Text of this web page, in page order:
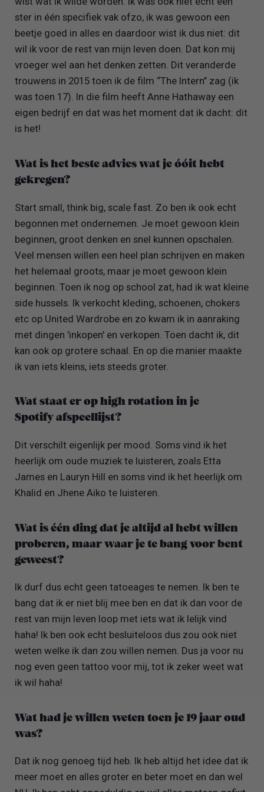
ster in één specifiek vak ofzo, ik was gewoon een
beetje goed in alles en daardoor wist ik dus niet: dit
wil ik voor de rest van mijn leven doen. Dat kon mij
vroeger wel aan het denken zetten. Dit veranderde
trouwens in 2015 toen ik de film “The Intern’’ zag (ik
was toen 17). In die film heeft Anne Hathaway een
eigen bedrijf en dat was het moment dat ik dacht: dit
is het!
Wat is het beste advies wat je óóit hebt
gekregen?
Start small, think big, scale fast. Zo ben ik ook echt
begonnen met ondernemen. Je moet gewoon klein
beginnen, groot denken en snel kunnen opschalen.
Veel mensen willen een heel plan schrijven en maken
het helemaal groots, maar je moet gewoon klein
beginnen. Toen ik nog op school zat, had ik wat kleine
side hussels. Ik verkocht kleding, schoenen, chokers
etc op United Wardrobe en zo kwam ik in aanraking
met dingen 'inkopen' en verkopen. Toen dacht ik, dit
kan ook op grotere schaal. En op die manier maakte
ik van iets kleins, iets steeds groter.
Wat staat er op high rotation in je
Spotify afspeellijst?
Dit verschilt eigenlijk per mood. Soms vind ik het
heerlijk om oude muziek te luisteren, zoals Etta
James en Lauryn Hill en soms vind ik het heerlijk om
Khalid en Jhene Aiko te luisteren.
Wat is één ding dat je altijd al hebt willen
proberen, maar waar je te bang voor bent
geweest?
Ik durf dus echt geen tatoeages te nemen. Ik ben te
bang dat ik er niet blij mee ben en dat ik dan voor de
rest van mijn leven loop met iets wat ik lelijk vind
haha! Ik ben ook echt besluiteloos dus zou ook niet
weten welke ik dan zou willen nemen. Dus ja voor nu
nog even geen tattoo voor mij, tot ik zeker weet wat
ik wil haha!
Wat had je willen weten toen je 19 jaar oud
was?
Dat ik nog genoeg tijd heb. Ik heb altijd het idee dat ik
meer moet en alles groter en beter moet en dan wel